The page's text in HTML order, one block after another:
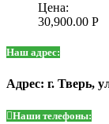
Цена:
30,900.00 Р
Наш адрес:
Адрес: г. Тверь,
Наши телефоны: